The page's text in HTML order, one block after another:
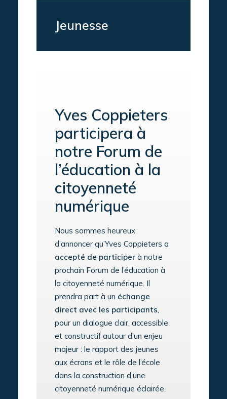
Jeunesse
Yves Coppieters
participera à
notre Forum de
l’éducation à la
citoyenneté
numérique
Nous sommes heureux
d’annoncer qu’Yves Coppieters a
accepté de participer à notre
prochain Forum de l’éducation à
la citoyenneté numérique. Il
prendra part à un échange
direct avec les participants,
pour un dialogue clair, accessible
et constructif autour d’un enjeu
majeur : le rapport des jeunes
aux écrans et le rôle de l’école
dans la construction d’une
citoyenneté numérique éclairée.